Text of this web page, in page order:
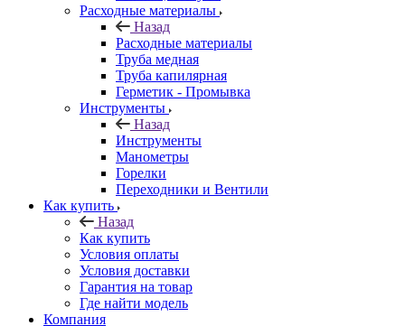
Расходные материалы
Назад
Расходные материалы
Труба медная
Труба капилярная
Герметик - Промывка
Инструменты
Назад
Инструменты
Манометры
Горелки
Переходники и Вентили
Как купить
Назад
Как купить
Условия оплаты
Условия доставки
Гарантия на товар
Где найти модель
Компания